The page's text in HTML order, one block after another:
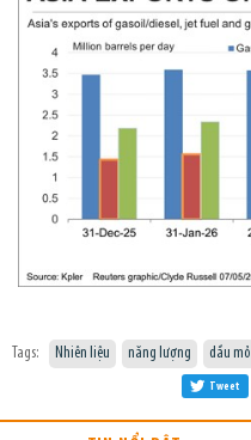
Tags: Nhiên liệu năng lượng dầu mỏ
Tweet